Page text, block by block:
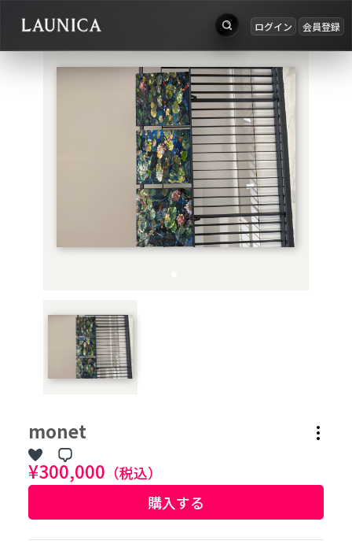
ログイン 会員登録
Search
作品＋アーティスト
キーワード
作品タグ
出品
お知らせ
ログイン
会員登録
monet
¥300,000 （税込）
購入する